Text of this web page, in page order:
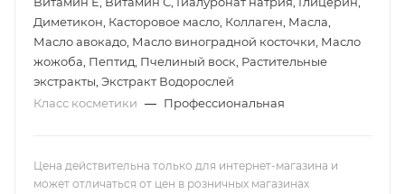
Диметикон, Касторовое масло, Коллаген, Масла,
Масло авокадо, Масло виноградной косточки, Масло
жожоба, Пептид, Пчелиный воск, Растительные
экстракты, Экстракт Водорослей
Класс косметики — Профессиональная
Цена действительна только для интернет-магазина и
может отличаться от цен в розничных магазинах